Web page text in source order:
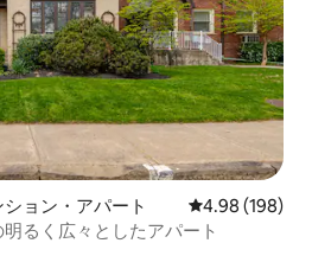
ョン・アパート レビュー198
4.98 (198)
るく広々としたアパート